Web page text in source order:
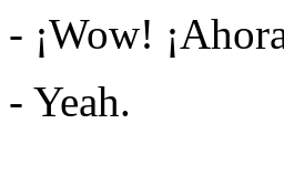
- ¡Wow!
- Yeah.